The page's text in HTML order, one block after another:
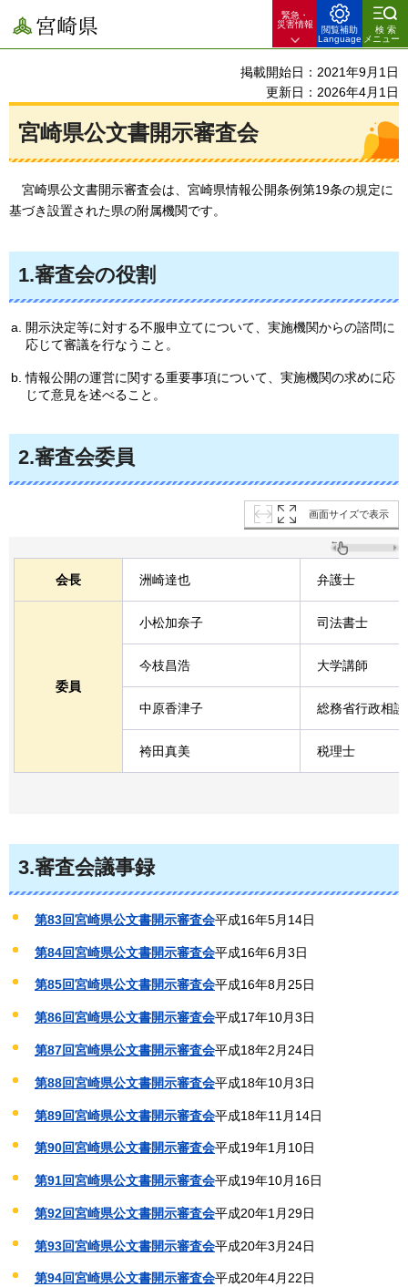
宮崎県
緊急・
災害情報
閲覧補助
Language
検索
メニュー
掲載開始日：2021年9月1日
更新日：2026年4月1日
宮崎県公文書開示審査会
宮崎県公文書開示審査会は、宮崎県情報公開条例第19条の規定に
基づき設置された県の附属機関です。
1.審査会の役割
開示決定等に対する不服申立てについて、実施機関からの諮問に
応じて審議を行なうこと。
情報公開の運営に関する重要事項について、実施機関の求めに応
じて意見を述べること。
2.審査会委員
画面サイズで表示
会長 洲崎達也 弁護士
委員
小松加奈子 司法書士
今枝昌浩 大学講師
中原香津子 総務省行政相
袴田真美 税理士
3.審査会議事録
第83回宮崎県公文書開示審査会平成16年5月14日
第84回宮崎県公文書開示審査会平成16年6月3日
第85回宮崎県公文書開示審査会平成16年8月25日
第86回宮崎県公文書開示審査会平成17年10月3日
第87回宮崎県公文書開示審査会平成18年2月24日
第88回宮崎県公文書開示審査会平成18年10月3日
第89回宮崎県公文書開示審査会平成18年11月14日
第90回宮崎県公文書開示審査会平成19年1月10日
第91回宮崎県公文書開示審査会平成19年10月16日
第92回宮崎県公文書開示審査会平成20年1月29日
第93回宮崎県公文書開示審査会平成20年3月24日
第94回宮崎県公文書開示審査会平成20年4月22日